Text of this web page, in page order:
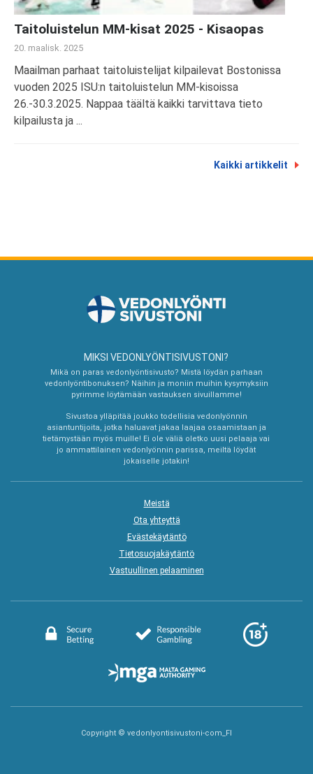
Taitoluistelun MM-kisat 2025 - Kisaopas
20. maalisk. 2025
Maailman parhaat taitoluistelijat kilpailevat Bostonissa
vuoden 2025 ISU:n taitoluistelun MM-kisoissa
26.-30.3.2025. Nappaa täältä kaikki tarvittava tieto
kilpailusta ja ...
Kaikki artikkelit
MIKSI VEDONLYÖNTISIVUSTONI?
Mikä on paras vedonlyöntisivusto? Mistä löydän parhaan
vedonlyöntibonuksen? Näihin ja moniin muihin kysymyksiin
pyrimme löytämään vastauksen sivuillamme!
Sivustoa ylläpitää joukko todellisia vedonlyönnin
asiantuntijoita, jotka haluavat jakaa laajaa osaamistaan ja
tietämystään myös muille! Ei ole väliä oletko uusi pelaaja vai
jo ammattilainen vedonlyönnin parissa, meiltä löydät
jokaiselle jotakin!
Meistä
Ota yhteyttä
Evästekäytäntö
Tietosuojakäytäntö
Vastuullinen pelaaminen
Copyright © vedonlyontisivustoni-com_FI